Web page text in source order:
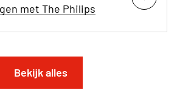
met The Philips
Bekijk alles